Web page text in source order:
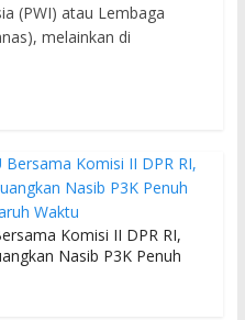
(PWI) atau Lembaga
melainkan di
Komisi II DPR RI,
Nasib P3K Penuh